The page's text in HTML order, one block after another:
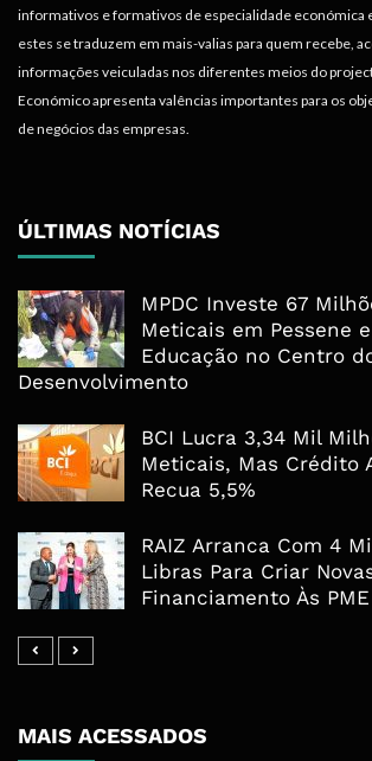
informativos e formativos de especialidade económica
estes se traduzem em mais-valias para quem recebe,
informações veiculadas nos diferentes meios do
Económico apresenta valências importantes para os
de negócios das empresas.
ÚLTIMAS NOTÍCIAS
MPDC Investe 67
Meticais em Pessene
Educação no Centro
Desenvolvimento
BCI Lucra 3,34 Mil
Meticais, Mas Crédito
Recua 5,5%
RAIZ Arranca Com 4
Libras Para Criar
Financiamento Às PME
MAIS ACESSADOS